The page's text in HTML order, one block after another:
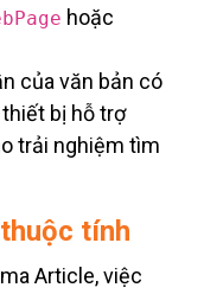
hoặc
của văn bản có
bị hỗ trợ
trải nghiệm tìm
tính
Article, việc